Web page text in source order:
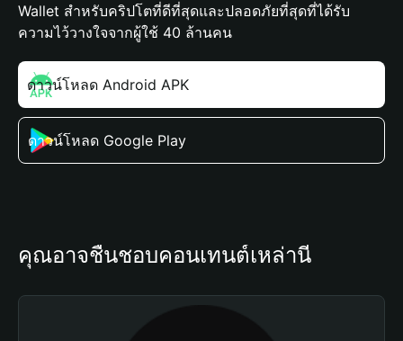
Wallet สำหรับคริปโตที่ดีที่สุดและปลอดภัยที่สุดที่ได้รับ
ความไว้วางใจจากผู้ใช้ 40 ล้านคน
ดาวน์โหลด Android APK
ดาวน์โหลด Google Play
คุณอาจชื่นชอบคอนเทนต์เหล่านี้